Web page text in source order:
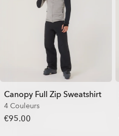
Canopy Full Zip Sweatshirt
4 Couleurs
€95.00